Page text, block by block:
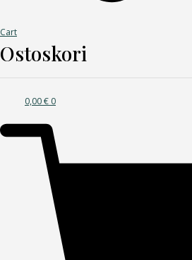
Cart
Ostoskori
0,00€ 0